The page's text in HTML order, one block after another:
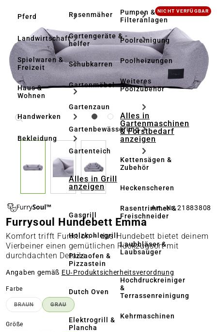
Pferd
Landwirtschaft
Spielwaren &
Freizeit
Haus &
Wohnen
Handwerken
Bekleidung
Rasenmäher
Gartengeräte & -
helfer
Schubkarren
Gartenmöbel
Gartenzaun
Gartenbewässerung
Gartenteich
Alles in Grill
anzeigen
Gasgrill
Holzkohlegrill
Pizzaofen &
Pizzastein
Dutch Oven
Elektrogrill &
Plancha
Pumpen &
Filteranlagen
Poolreinigung
Poolheizungen
Weiteres
Poolzubehör
Alles in
Gartenmaschinen
& Forstbedarf
anzeigen
Kettensägen &
Zubehör
Heckenscheren
Rasentrimmer &
Freischneider
Laubbläser &
Laubsauger
Hochdruckreiniger
&
Terrassenreinigung
Kehrmaschinen
Bildergalerie überspringen NICHT VERFÜGBAR
Art.-Nr. 21883808
Furrysoul Hundebett Emma
Komfort trifft Funktion – das Hundebett bietet deinem
Vierbeiner einen gemütlichen Rückzugsort mit
durchdachten Details
Angaben gemäß EU‑Produktsicherheitsverordnung
Farbe
BRAUN(DIESE OPTION IST ZURZEIT NICHT VERFÜGBAR.)
GRAU(DIESE OPTION IST ZURZEIT NICHT VERFÜGBAR.)
Größe